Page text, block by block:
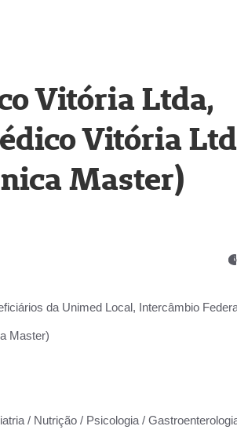
Vitória Ltda,
Vitória
Master)
da Unimed Local, Intercâmbio
Master)
/ Nutrição / Psicologia /